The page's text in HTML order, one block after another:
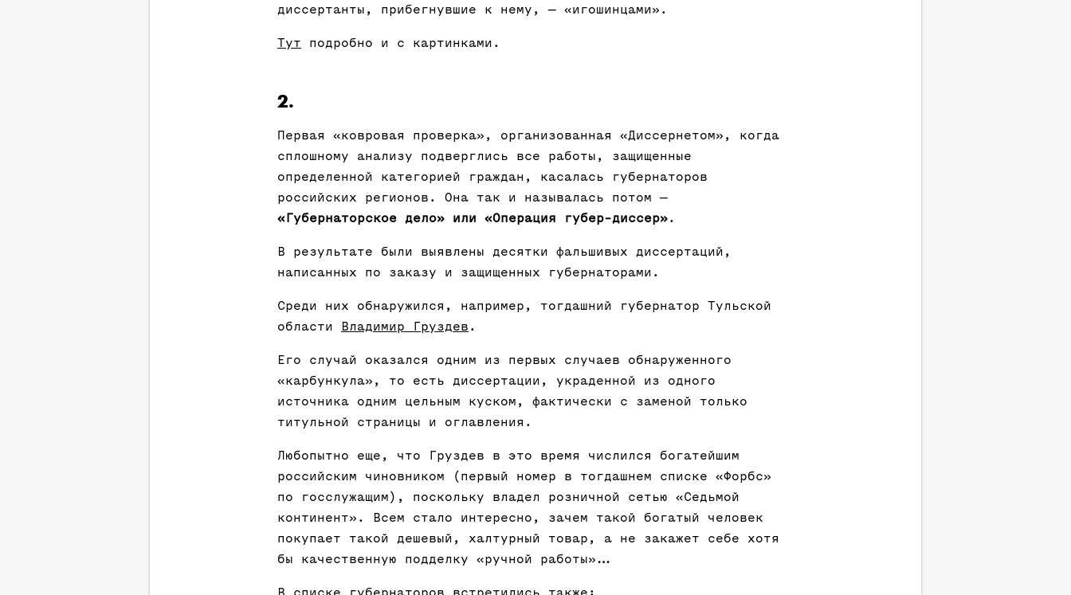
диссертанты, прибегнувшие к нему, — «игошинцами».
Тут подробно и с картинками.
2.
Первая «ковровая проверка», организованная «Диссернетом», когда
сплошному анализу подверглись все работы, защищенные
определенной категорией граждан, касалась губернаторов
российских регионов. Она так и называлась потом —
«Губернаторское дело» или «Операция губер-диссер».
В результате были выявлены десятки фальшивых диссертаций,
написанных по заказу и защищенных губернаторами.
Среди них обнаружился, например, тогдашний губернатор Тульской
области
Владимир Груздев .
Его случай оказался одним из первых случаев обнаруженного
«карбункула», то есть диссертации, украденной из одного
источника одним цельным куском, фактически с заменой только
титульной страницы и оглавления.
Любопытно еще, что Груздев в это время числился богатейшим
российским чиновником (первый номер в тогдашнем списке «Форбс»
по госслужащим), поскольку владел розничной сетью «Седьмой
континент». Всем стало интересно, зачем такой богатый человек
покупает такой дешевый, халтурный товар, а не закажет себе хотя
бы качественную подделку «ручной работы»…